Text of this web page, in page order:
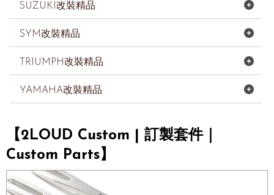
SUZUKI改裝精品
SYM改裝精品
TRIUMPH改裝精品
YAMAHA改裝精品
【2LOUD Custom | 訂製套件｜
Custom Parts】